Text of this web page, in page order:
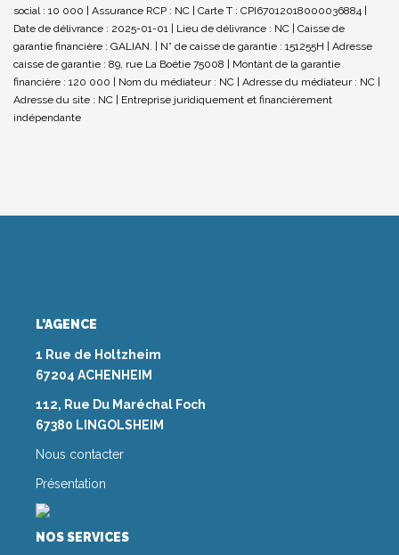
social : 10 000 | Assurance RCP : NC | Carte T : CPI67012018000036884 |
Date de délivrance : 2025-01-01 | Lieu de délivrance : NC | Caisse de
garantie financière : GALIAN. | N° de caisse de garantie : 151255H | Adresse
caisse de garantie : 89, rue La Boétie 75008 | Montant de la garantie
financière : 120 000 | Nom du médiateur : NC | Adresse du médiateur : NC |
Adresse du site : NC | Entreprise juridiquement et financièrement
indépendante
L'AGENCE
1 Rue de Holtzheim
67204 ACHENHEIM
112, Rue Du Maréchal Foch
67380 LINGOLSHEIM
Nous contacter
Présentation
NOS SERVICES